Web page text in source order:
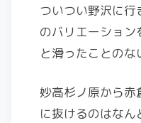
ついつい野沢に
のバリエーショ
と滑ったことのな
妙高杉ノ原から赤
に抜けるのはな